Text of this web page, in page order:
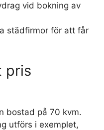
vid bokning av
städfirmor för att får
pris
bostad på 70 kvm.
utförs i exemplet,